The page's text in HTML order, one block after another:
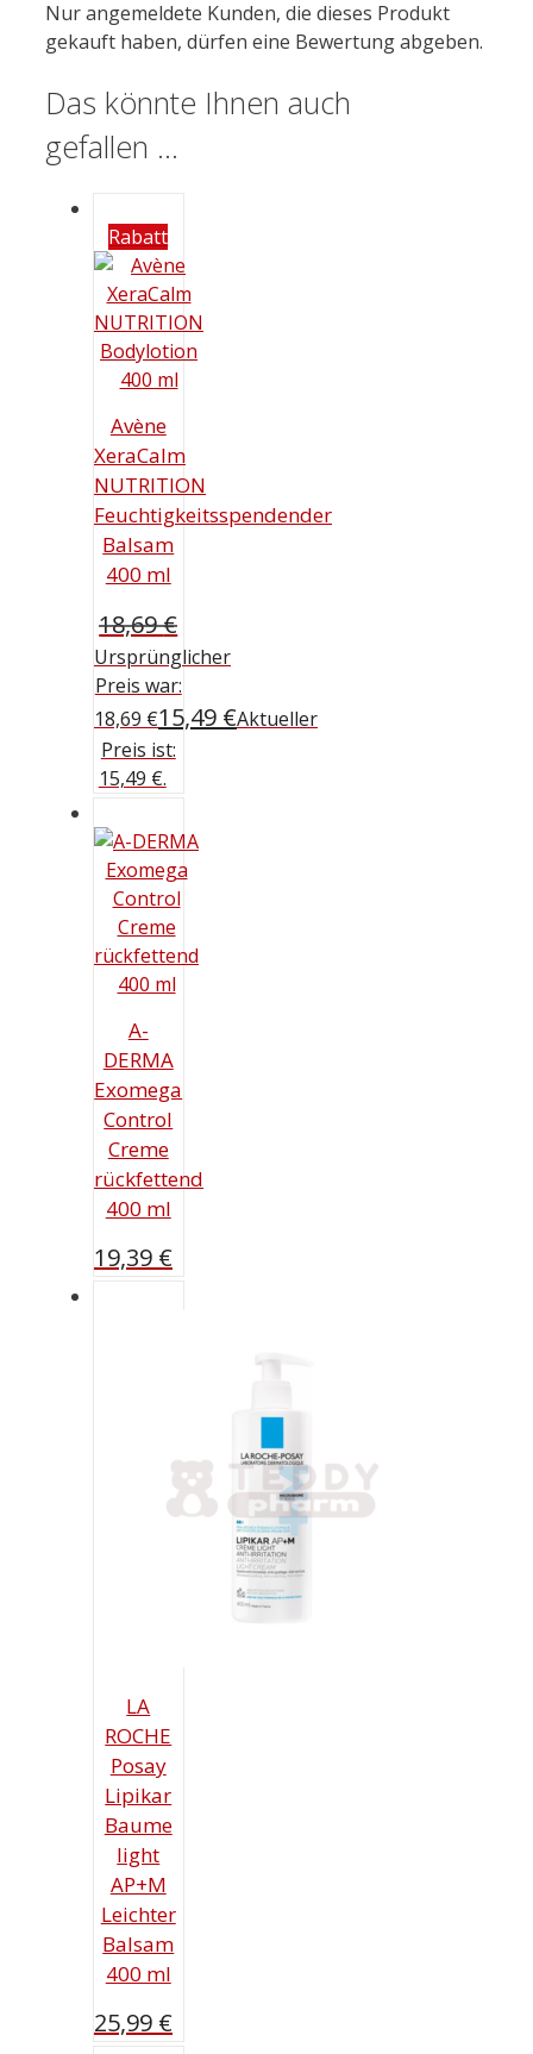
Nur angemeldete Kunden, die dieses Produkt
gekauft haben, dürfen eine Bewertung abgeben.
Das könnte Ihnen auch
gefallen …
Rabatt
Avène
XeraCalm
NUTRITION
Feuchtigkeitsspendender
Balsam
400 ml
18,69€
Ursprünglicher
Preis war:
18,69 €15,49 €Aktueller
Preis ist:
15,49 €.
A-
DERMA
Exomega
Control
Creme
rückfettend
400 ml
19,39 €
LA
ROCHE
Posay
Lipikar
Baume
light
AP+M
Leichter
Balsam
400 ml
25,99 €